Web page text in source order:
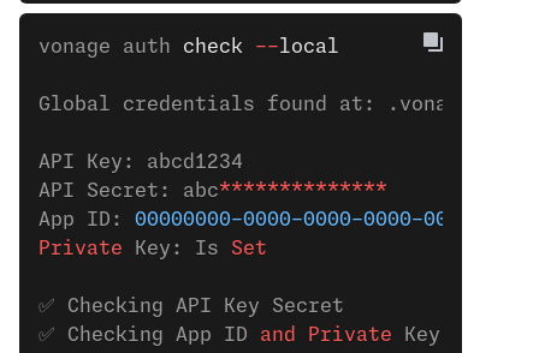
vonage auth check --local
Global credentials found at: .vonagerc
API Key: abcd1234
API Secret: abc**************
App ID: 00000000-0000-0000-0000-
Private Key: Is Set
✅ Checking API Key Secret
✅ Checking App ID and Private Key